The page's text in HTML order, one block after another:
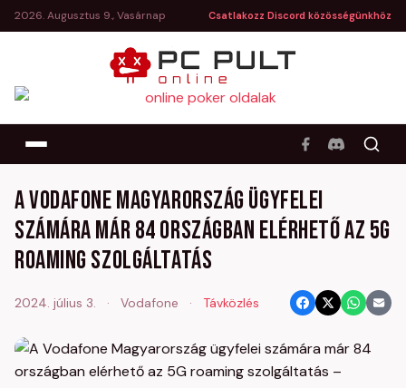
2026. Augusztus 9., Vasárnap Csatlakozz Discord közösségünkhöz
A Vodafone Magyarország ügyfelei
számára már 84 országban elérhető az 5G
roaming szolgáltatás
2024. július 3. · Vodafone · Távközlés